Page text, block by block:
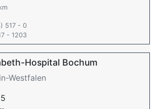
517 - 0
- 1203
Hospital Bochum
Westfalen